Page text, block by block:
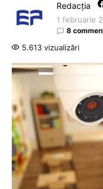
Redacția
1 februarie
8
5.613 vizualizări